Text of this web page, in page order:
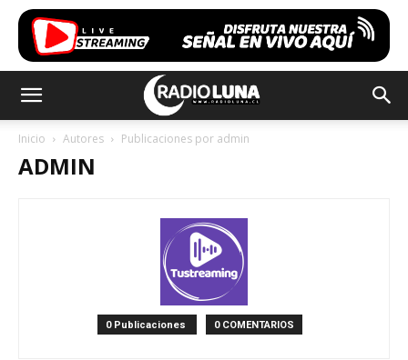
Inicio Autores Publicaciones por admin
ADMIN
0 Publicaciones 0 COMENTARIOS